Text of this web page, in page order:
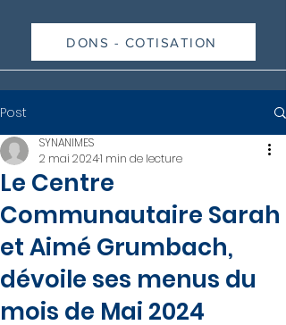
DONS - COTISATION
Post
Le Centre
Communautaire Sarah
et Aimé Grumbach,
dévoile ses menus du
mois de Mai 2024
SYNANIMES
2 mai 20241 min de lecture